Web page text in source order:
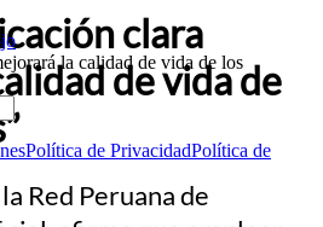
la calidad de vida de los
Política de PrivacidadPolítica de
clara
de vida de
Red Peruana de